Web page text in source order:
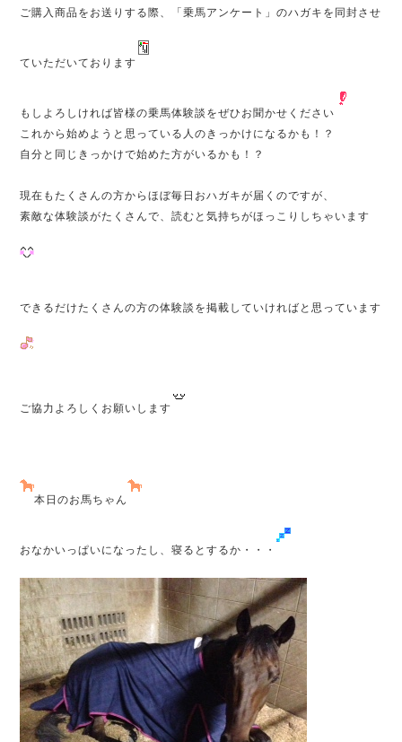
ご購入商品をお送りする際、「乗馬アンケート」のハガキを同封させ
ていただいております
もしよろしければ皆様の乗馬体験談をぜひお聞かせください
これから始めようと思っている人のきっかけになるかも！？
自分と同じきっかけで始めた方がいるかも！？
現在もたくさんの方からほぼ毎日おハガキが届くのですが、
素敵な体験談がたくさんで、読むと気持ちがほっこりしちゃいます
できるだけたくさんの方の体験談を掲載していければと思っています
ご協力よろしくお願いします
本日のお馬ちゃん
おなかいっぱいになったし、寝るとするか・・・